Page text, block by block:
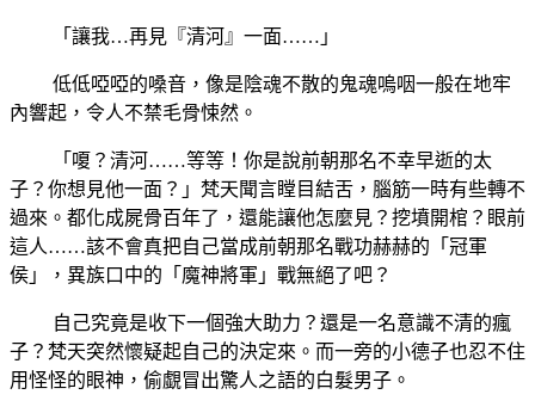
「讓我…再見『清河』一面……」
低低啞啞的嗓音，像是陰魂不散的鬼魂嗚咽一般在地牢
內響起，令人不禁毛骨悚然。
「嗄？清河……等等！你是說前朝那名不幸早逝的太
子？你想見他一面？」梵天聞言瞠目結舌，腦筋一時有些轉不
過來。都化成屍骨百年了，還能讓他怎麼見？挖墳開棺？眼前
這人……該不會真把自己當成前朝那名戰功赫赫的「冠軍
侯」，異族口中的「魔神將軍」戰無絕了吧？
自己究竟是收下一個強大助力？還是一名意識不清的瘋
子？梵天突然懷疑起自己的決定來。而一旁的小德子也忍不住
用怪怪的眼神，偷覷冒出驚人之語的白髮男子。